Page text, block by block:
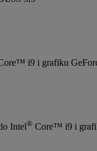
i9 i grafiku
Intel® Core™ i9 i